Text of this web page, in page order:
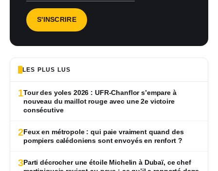
LES PLUS LUS
1Tour des yoles 2026 : UFR-Chanflor s’empare à
nouveau du maillot rouge avec une 2e victoire
consécutive
2Feux en métropole : qui paie vraiment quand des
pompiers calédoniens sont envoyés en renfort ?
3Parti décrocher une étoile Michelin à Dubaï, ce chef